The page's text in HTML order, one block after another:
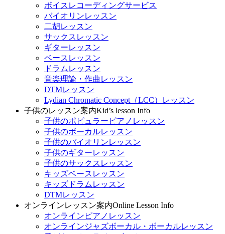
ボイスレコーディングサービス
バイオリンレッスン
二胡レッスン
サックスレッスン
ギターレッスン
ベースレッスン
ドラムレッスン
音楽理論・作曲レッスン
DTMレッスン
Lydian Chromatic Concept（LCC）レッスン
子供のレッスン案内Kid’s lesson Info
子供のポピュラーピアノレッスン
子供のボーカルレッスン
子供のバイオリンレッスン
子供のギターレッスン
子供のサックスレッスン
キッズベースレッスン
キッズドラムレッスン
DTMレッスン
オンラインレッスン案内Online Lesson Info
オンラインピアノレッスン
オンラインジャズボーカル・ボーカルレッスン